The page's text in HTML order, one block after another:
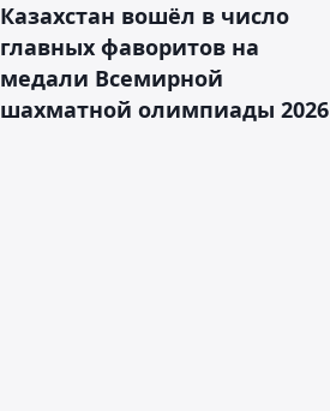
Казахстан вошёл в число
главных фаворитов на
медали Всемирной
шахматной олимпиады 2026